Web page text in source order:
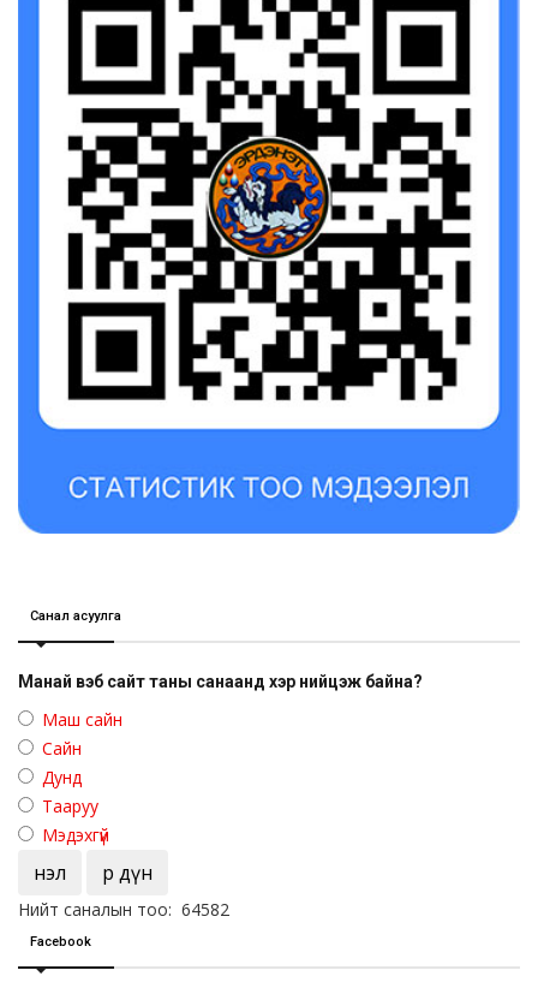
Санал асуулга
Манай вэб сайт таны санаанд хэр нийцэж байна?
Маш сайн
Сайн
Дунд
Тааруу
Мэдэхгүй
Үнэл Үр дүн
Нийт саналын тоо: 64582
Facebook